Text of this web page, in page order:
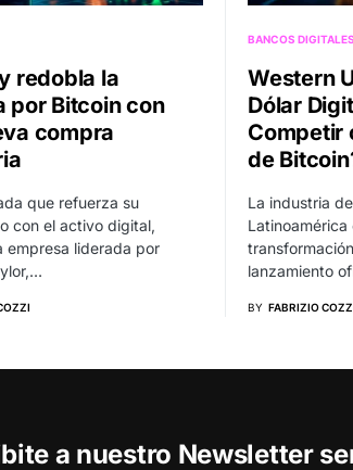
redobla la
por Bitcoin con
compra
que refuerza su
con el activo digital,
empresa liderada por
BANCOS DIGITALES
Western
Dólar
Competir
de
La industria
lanzamiento
BY FABRIZIO
a nuestro Newsletter